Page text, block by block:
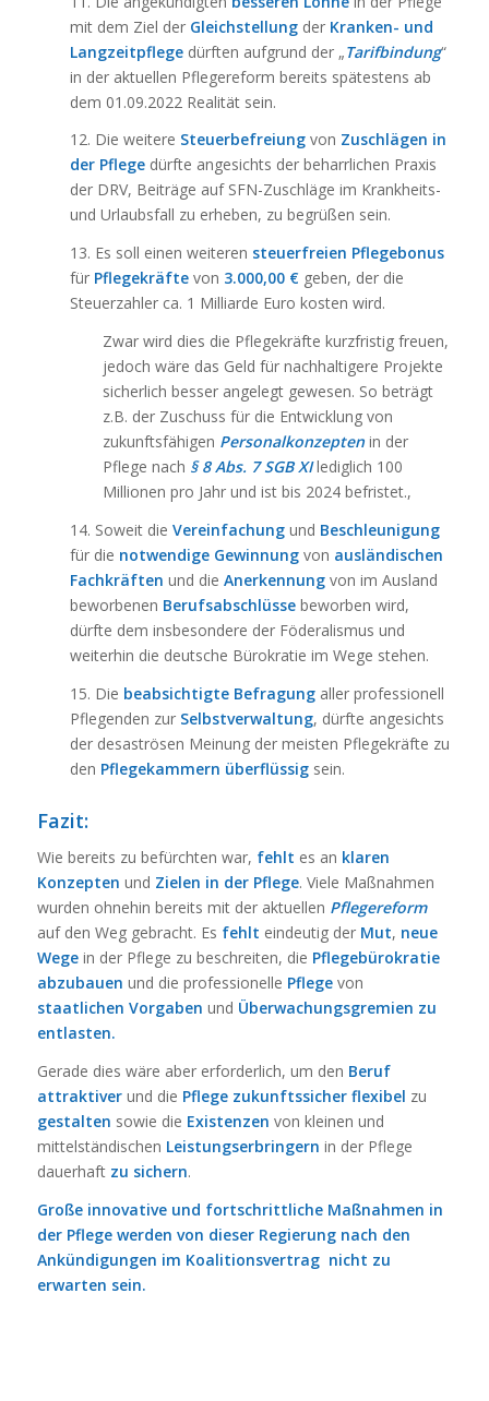
mit dem Ziel der GleichstellungderKranken- und
Langzeitpflegedürften aufgrund der „Tarifbindung“
in der aktuellen Pflegereform bereits spätestens ab
dem 01.09.2022 Realität sein.
12. Die weitere Steuerbefreiungvon Zuschlägen in
der Pflegedürfte angesichts der beharrlichen Praxis
der DRV, Beiträge auf SFN-Zuschläge im Krankheits-
und Urlaubsfall zu erheben, zu begrüßen sein.
13. Es soll einen weiteren steuerfreien Pflegebonus
für Pflegekräftevon 3.000,00 € geben, der die
Steuerzahler ca. 1 Milliarde Euro kosten wird.
Zwar wird dies die Pflegekräfte kurzfristig freuen,
jedoch wäre das Geld für nachhaltigere Projekte
sicherlich besser angelegt gewesen. So beträgt
z.B. der Zuschuss für die Entwicklung von
zukunftsfähigen Personalkonzeptenin der
Pflege nach § 8 Abs. 7 SGB XIlediglich 100
Millionen pro Jahr und ist bis 2024 befristet.,
14. Soweit die Vereinfachungund Beschleunigung
für die notwendige Gewinnungvon ausländischen
Fachkräften und die Anerkennungvon im Ausland
beworbenen Berufsabschlüssebeworben wird,
dürfte dem insbesondere der Föderalismus und
weiterhin die deutsche Bürokratie im Wege stehen.
15. Die beabsichtigte Befragungaller professionell
Pflegenden zur Selbstverwaltung, dürfte angesichts
der desaströsen Meinung der meisten Pflegekräfte zu
den Pflegekammern überflüssigsein.
Fazit:
Wie bereits zu befürchten war, fehlt es an klaren
Konzepten und Zielen in der Pflege. Viele Maßnahmen
wurden ohnehin bereits mit der aktuellen Pflegereform
auf den Weg gebracht. Es fehlt eindeutig der Mut, neue
Wegein der Pflege zu beschreiten, die Pflegebürokratie
abzubauen und die professionelle Pflegevon
staatlichen Vorgaben und Überwachungsgremien zu
entlasten.
Gerade dies wäre aber erforderlich, um den Beruf
attraktiverund die Pflege zukunftssicher flexibel zu
gestalten sowie die Existenzen von kleinen und
mittelständischen Leistungserbringern in der Pflege
dauerhaft zu sichern.
Große innovative und fortschrittliche Maßnahmen in
der Pflege werden von dieser Regierung nach den
Ankündigungen im Koalitionsvertrag nicht zu
erwarten sein.